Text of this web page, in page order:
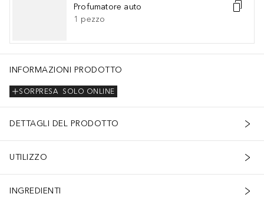
Profumatore auto
1 pezzo
INFORMAZIONI PRODOTTO
SOLO ONLINE
SORPRESA
DETTAGLI DEL PRODOTTO
UTILIZZO
INGREDIENTI